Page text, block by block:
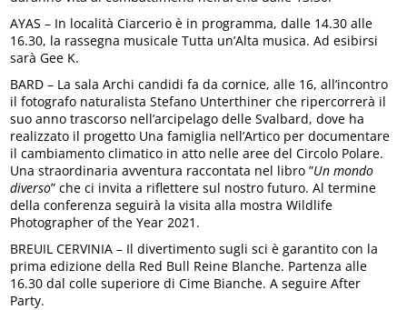
AYAS – In località Ciarcerio è in programma, dalle 14.30 alle
16.30, la rassegna musicale Tutta un’Alta musica. Ad esibirsi
sarà Gee K.
BARD – La sala Archi candidi fa da cornice, alle 16, all’incontro
il fotografo naturalista Stefano Unterthiner che ripercorrerà il
suo anno trascorso nell’arcipelago delle Svalbard, dove ha
realizzato il progetto Una famiglia nell’Artico per documentare
il cambiamento climatico in atto nelle aree del Circolo Polare.
Una straordinaria avventura raccontata nel libro ”Un mondo
diverso” che ci invita a riflettere sul nostro futuro. Al termine
della conferenza seguirà la visita alla mostra Wildlife
Photographer of the Year 2021.
BREUIL CERVINIA – Il divertimento sugli sci è garantito con la
prima edizione della Red Bull Reine Blanche. Partenza alle
16.30 dal colle superiore di Cime Bianche. A seguire After
Party.